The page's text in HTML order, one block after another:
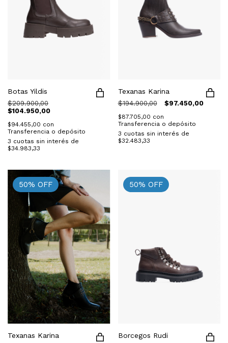
Botas Yildis
$209.900,00
$104.950,00
$94.455,00 con
Transferencia o depósito
3 cuotas sin interés de
$34.983,33
Texanas Karina
$194.900,00 $97.450,00
$87.705,00 con
Transferencia o depósito
3 cuotas sin interés de
$32.483,33
50% OFF
Texanas Karina
50% OFF
Borcegos Rudi